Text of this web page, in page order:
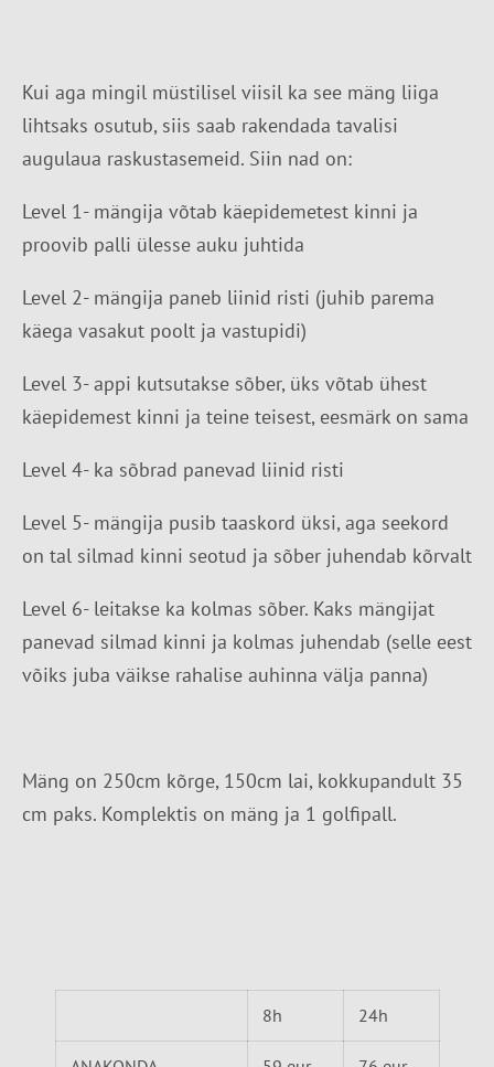
Kui aga mingil müstilisel viisil ka see mäng liiga
lihtsaks osutub, siis saab rakendada tavalisi
augulaua raskustasemeid. Siin nad on:
Level 1- mängija võtab käepidemetest kinni ja
proovib palli ülesse auku juhtida
Level 2- mängija paneb liinid risti (juhib parema
käega vasakut poolt ja vastupidi)
Level 3- appi kutsutakse sõber, üks võtab ühest
käepidemest kinni ja teine teisest, eesmärk on sama
Level 4- ka sõbrad panevad liinid risti
Level 5- mängija pusib taaskord üksi, aga seekord
on tal silmad kinni seotud ja sõber juhendab kõrvalt
Level 6- leitakse ka kolmas sõber. Kaks mängijat
panevad silmad kinni ja kolmas juhendab (selle eest
võiks juba väikse rahalise auhinna välja panna)
Mäng on 250cm kõrge, 150cm lai, kokkupandult 35
cm paks. Komplektis on mäng ja 1 golfipall.
8h 24h